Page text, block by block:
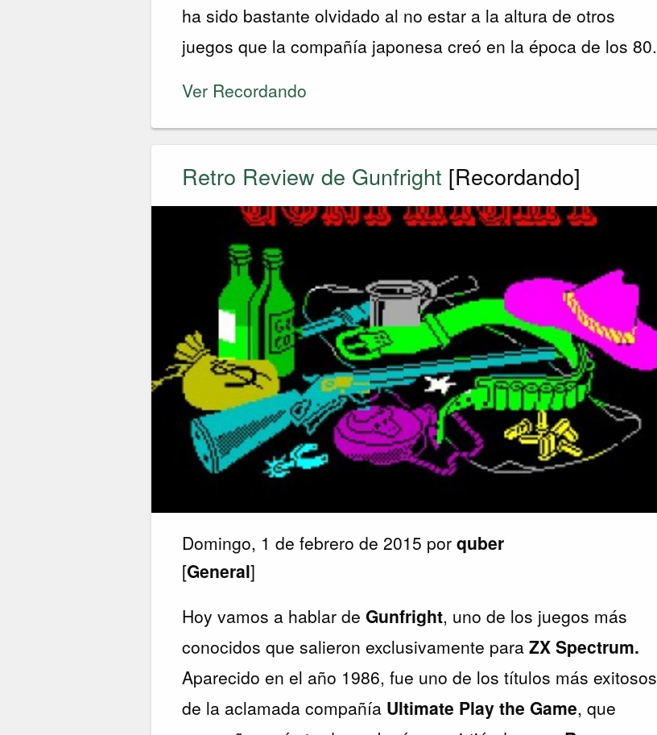
ha sido bastante olvidado al no estar a la altura de otros
juegos que la compañía japonesa creó en la época de los 80.
Ver Recordando
Retro Review de Gunfright [Recordando]
Domingo, 1 de febrero de 2015 porquber
[General]
Hoy vamos a hablar de Gunfright, uno de los juegos más
conocidos que salieron exclusivamente paraZX Spectrum.
Aparecido en el año 1986, fue uno de los títulos más exitosos
de la aclamada compañía Ultimate Play the Game, que